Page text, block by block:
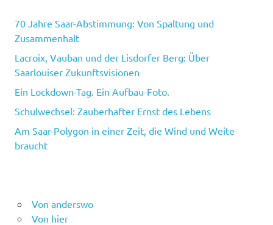
70 Jahre Saar-Abstimmung: Von Spaltung und
Zusammenhalt
Lacroix, Vauban und der Lisdorfer Berg: Über
Saarlouiser Zukunftsvisionen
Ein Lockdown-Tag. Ein Aufbau-Foto.
Schulwechsel: Zauberhafter Ernst des Lebens
Am Saar-Polygon in einer Zeit, die Wind und Weite
braucht
Von anderswo
Von hier